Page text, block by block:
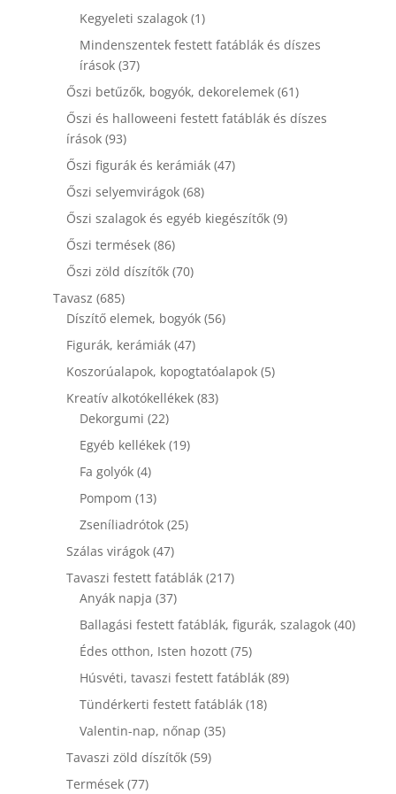
Kegyeleti szalagok 11
termék
Mindenszentek festett fatáblák és díszes
írások 3737
termék
Őszi betűzők, bogyók, dekorelemek 6161
termék
Őszi és halloweeni festett fatáblák és díszes
írások 9393
termék
Őszi figurák és kerámiák 4747
Őszi selyemvirágok 6868
termék
Őszi szalagok és egyéb kiegészítők 99
Őszi termések 8686
termék
Őszi zöld díszítők 7070
Tavasz 685685
termék
Díszítő elemek, bogyók 5656
Figurák, kerámiák 4747
termék
Koszorúalapok, kopogtatóalapok 55
Kreatív alkotókellékek 8383
Dekorgumi 2222
termék
Egyéb kellékek 1919
Fa golyók 44
termék
Pompom 1313
termék
Zseníliadrótok 2525
Szálas virágok 4747
termék
Tavaszi festett fatáblák 217217
Anyák napja 3737
termék
Ballagási festett fatáblák, figurák, szalagok 4040
Édes otthon, Isten hozott 7575
termék
Húsvéti, tavaszi festett fatáblák 8989
Tündérkerti festett fatáblák 1818
Valentin-nap, nőnap 3535
Tavaszi zöld díszítők 5959
Termések 7777